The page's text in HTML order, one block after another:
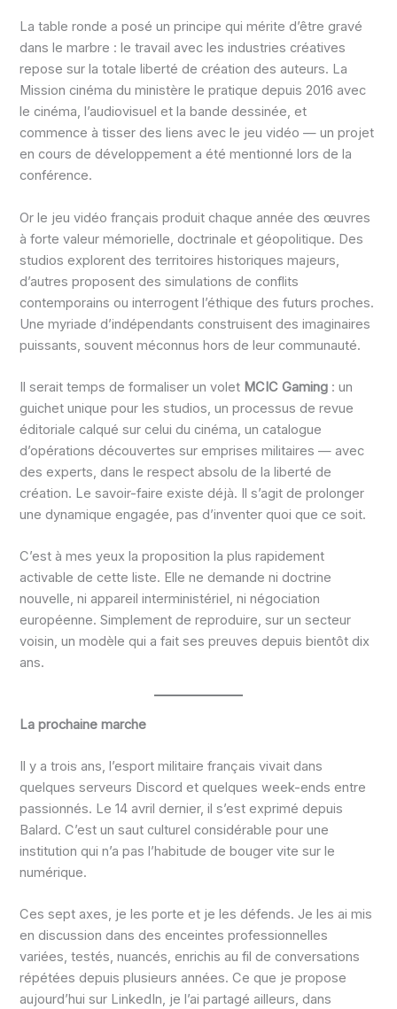
La table ronde a posé un principe qui mérite d’être gravé
dans le marbre : le travail avec les industries créatives
repose sur la totale liberté de création des auteurs. La
Mission cinéma du ministère le pratique depuis 2016 avec
le cinéma, l’audiovisuel et la bande dessinée, et
commence à tisser des liens avec le jeu vidéo — un projet
en cours de développement a été mentionné lors de la
conférence.
Or le jeu vidéo français produit chaque année des œuvres
à forte valeur mémorielle, doctrinale et géopolitique. Des
studios explorent des territoires historiques majeurs,
d’autres proposent des simulations de conflits
contemporains ou interrogent l’éthique des futurs proches.
Une myriade d’indépendants construisent des imaginaires
puissants, souvent méconnus hors de leur communauté.
Il serait temps de formaliser un volet MCIC Gaming : un
guichet unique pour les studios, un processus de revue
éditoriale calqué sur celui du cinéma, un catalogue
d’opérations découvertes sur emprises militaires — avec
des experts, dans le respect absolu de la liberté de
création. Le savoir-faire existe déjà. Il s’agit de prolonger
une dynamique engagée, pas d’inventer quoi que ce soit.
C’est à mes yeux la proposition la plus rapidement
activable de cette liste. Elle ne demande ni doctrine
nouvelle, ni appareil interministériel, ni négociation
européenne. Simplement de reproduire, sur un secteur
voisin, un modèle qui a fait ses preuves depuis bientôt dix
ans.
La prochaine marche
Il y a trois ans, l’esport militaire français vivait dans
quelques serveurs Discord et quelques week-ends entre
passionnés. Le 14 avril dernier, il s’est exprimé depuis
Balard. C’est un saut culturel considérable pour une
institution qui n’a pas l’habitude de bouger vite sur le
numérique.
Ces sept axes, je les porte et je les défends. Je les ai mis
en discussion dans des enceintes professionnelles
variées, testés, nuancés, enrichis au fil de conversations
répétées depuis plusieurs années. Ce que je propose
aujourd’hui sur LinkedIn, je l’ai partagé ailleurs, dans